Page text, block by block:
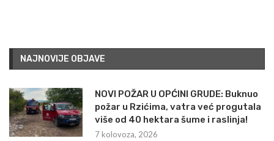
NAJNOVIJE OBJAVE
NOVI POŽAR U OPĆINI GRUDE: Buknuo
požar u Rzićima, vatra već progutala
više od 40 hektara šume i raslinja!
7 kolovoza, 2026